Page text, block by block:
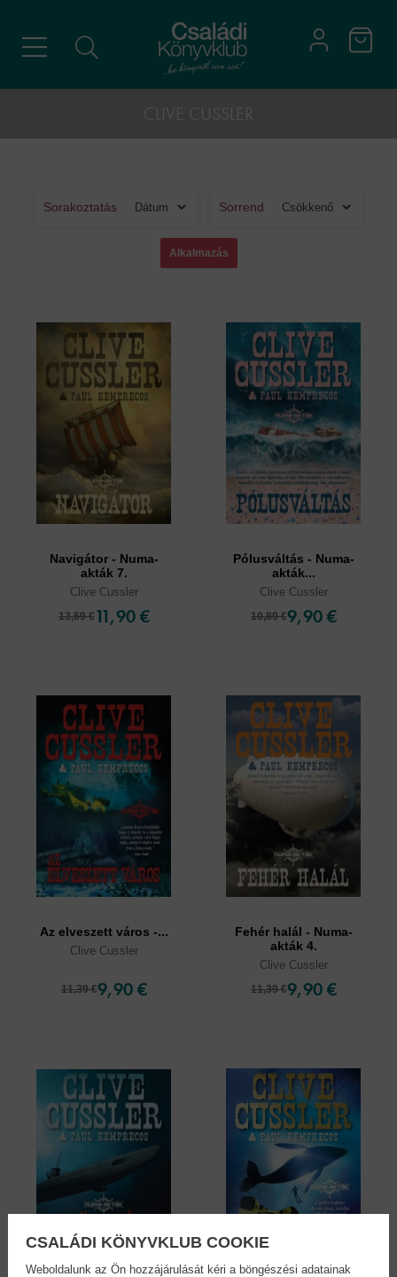
Sorakoztatás Sorrend
Navigátor - Numa-
akták 7.
Clive Cussler
13,69 € 11,90 €
Pólusváltás - Numa-
akták...
Clive Cussler
10,89 €9,90 €
Az elveszett város -...
Clive Cussler
11,39 €9,90 €
Fehér halál - Numa-
akták 4.
Clive Cussler
11,39 €9,90 €
CSALÁDI KÖNYVKLUB COOKIE
Weboldalunk az Ön hozzájárulását kéri a böngészési adatainak